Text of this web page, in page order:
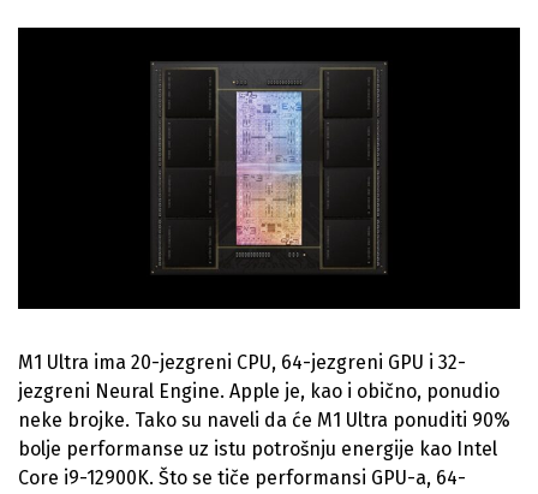
M1 Ultra ima 20-jezgreni CPU, 64-jezgreni GPU i 32-
jezgreni Neural Engine. Apple je, kao i obično, ponudio
neke brojke. Tako su naveli da će M1 Ultra ponuditi 90%
bolje performanse uz istu potrošnju energije kao Intel
Core i9-12900K. Što se tiče performansi GPU-a, 64-